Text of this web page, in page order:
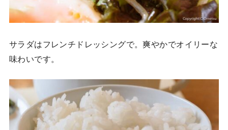
サラダはフレンチドレッシングで。爽やかでオイリーな
味わいです。